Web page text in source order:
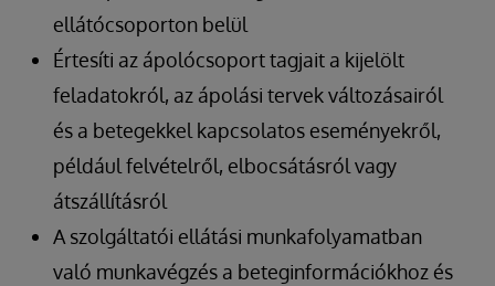
ellátócsoporton belül
Értesíti az ápolócsoport tagjait a kijelölt
feladatokról, az ápolási tervek változásairól
és a betegekkel kapcsolatos eseményekről,
például felvételről, elbocsátásról vagy
átszállításról
A szolgáltatói ellátási munkafolyamatban
való munkavégzés a beteginformációkhoz és